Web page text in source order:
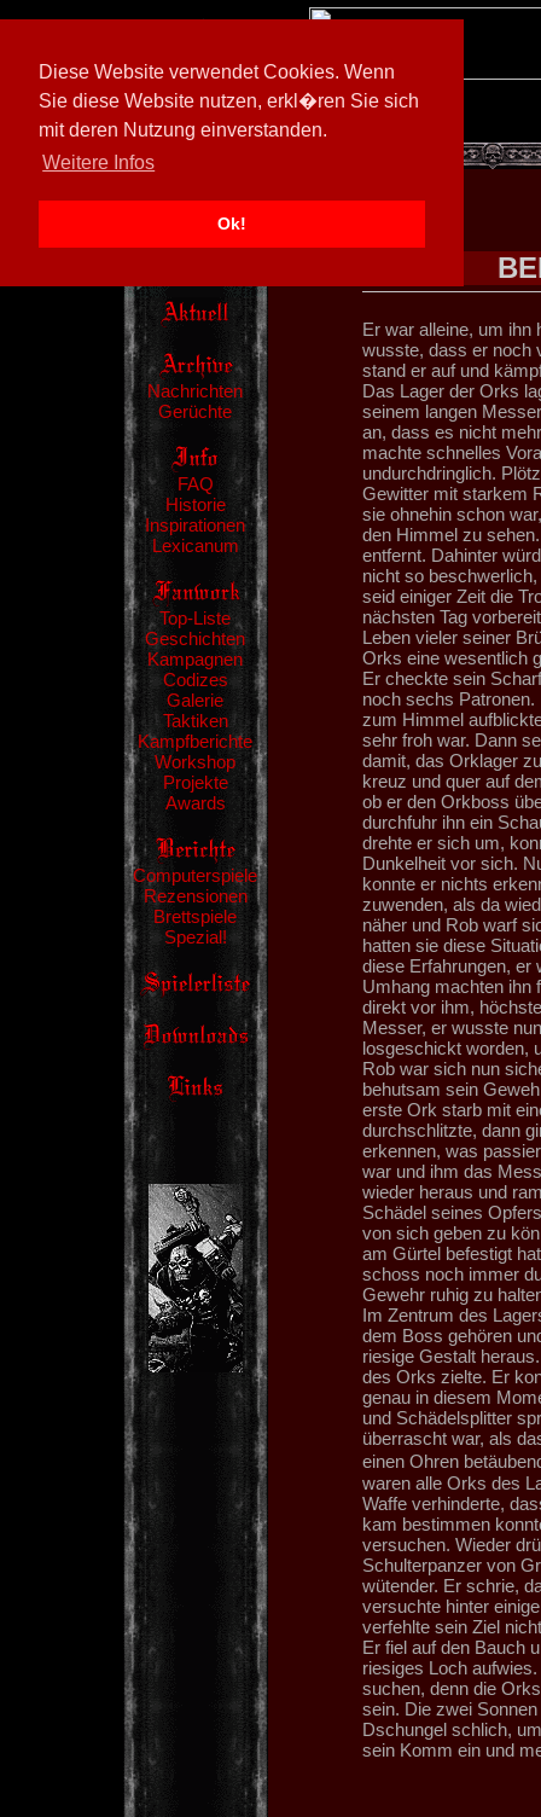
Diese Website verwendet Cookies. Wenn
Sie diese Website nutzen, erkl�ren Sie sich
mit deren Nutzung einverstanden.
Weitere Infos
Ok!
[ 594026/M3]
Nachrichten
Gerüchte
FAQ
Historie
Inspirationen
Lexicanum
Top-Liste
Geschichten
Kampagnen
Codizes
Galerie
Taktiken
Kampfberichte
Workshop
Projekte
Awards
Computerspiele
Rezensionen
Brettspiele
Spezial!
Er war alleine, um ihn
wusste, dass er noch
stand er auf und
Das Lager der Orks
seinem langen
an, dass es nicht
machte schnelles
undurchdringlich.
Gewitter mit starkem
sie ohnehin schon
den Himmel zu
entfernt. Dahinter
nicht so
seid einiger Zeit die
nächsten Tag
Leben vieler seiner
Orks eine wesentlich
Er checkte sein
noch sechs
zum Himmel
sehr froh war. Dann
damit, das Orklager
kreuz und quer auf
ob er den Orkboss
durchfuhr ihn ein
drehte er sich um,
Dunkelheit vor sich.
konnte er nichts
zuwenden, als da
näher und Rob warf
hatten sie diese
diese Erfahrungen, er
Umhang machten ihn
direkt vor ihm,
Messer, er wusste
losgeschickt worden,
Rob war sich nun
behutsam sein
erste Ork starb mit
durchschlitzte, dann
erkennen, was
war und ihm das
wieder heraus und
Schädel seines
von sich geben zu
am Gürtel befestigt
schoss noch immer
Gewehr ruhig zu
Im Zentrum des
dem Boss gehören
riesige Gestalt
des Orks zielte. Er
genau in diesem
und Schädelsplitter
überrascht war, als
einen Ohren
waren alle Orks des
Waffe verhinderte,
kam bestimmen
versuchen. Wieder
Schulterpanzer von
wütender. Er schrie,
versuchte hinter
verfehlte sein Ziel
Er fiel auf den Bauch
riesiges Loch
suchen, denn die
sein. Die zwei
Dschungel schlich,
sein Komm ein und